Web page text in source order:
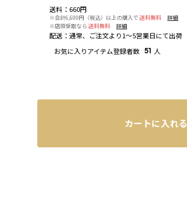
送料 ： 660円
※合計6,600円（税込）以上の購入で 送料無料
詳細
※店頭受取なら 送料無料 詳細
配送 ：通常、ご注文より1～5営業日にて出荷
お気に入りアイテム登録者数 51 人
カートに入れる